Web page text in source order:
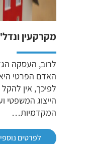
מקרקעין
לרוב, העסקה
האדם הפרטי
לפיכך, אין
הייצוג המשפטי
המקדמיות…
לפרטים